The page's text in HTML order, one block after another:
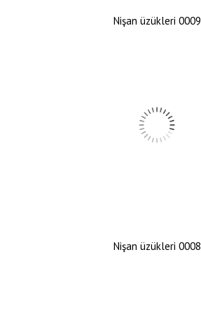
Nişan üzükleri 0009
Nişan üzükleri 0008